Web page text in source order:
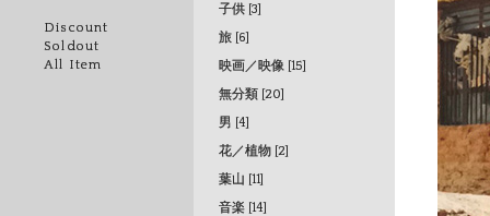
Discount
Soldout
All Item
子供 [3]
旅 [6]
映画／映像 [15]
無分類 [20]
男 [4]
花／植物 [2]
葉山 [11]
音楽 [14]